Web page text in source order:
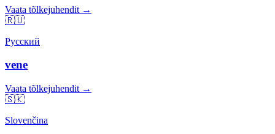
Vaata tõlkejuhendit →
🇷🇺
Русский
vene
Vaata tõlkejuhendit →
🇸🇰
Slovenčina